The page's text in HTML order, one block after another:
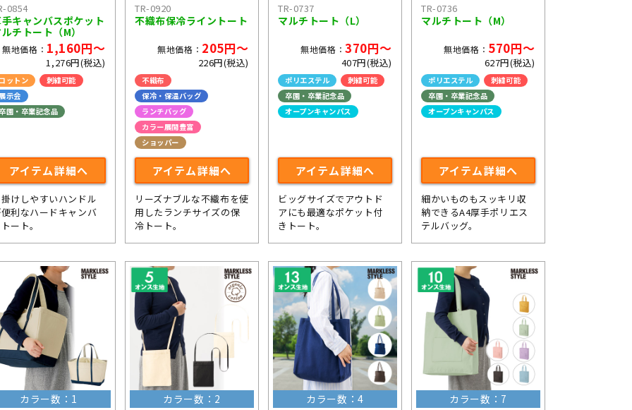
0854
キャンバスポケット
チトート（M）
無地価格： 1,160円～
1,276円(税込)
ットン
刺繍可能
示会
園・卒業記念品
アイテム詳細へ
けしやすいハンドル
利なハードキャンバ
ート。
TR-0920
不織布保冷ライントート
無地価格： 205円～
226円(税込)
不織布
保冷・保温バッグ
ランチバッグ
カラー展開豊富
ショッパー
アイテム詳細へ
リーズナブルな不織布を使
用したランチサイズの保
冷トート。
TR-0737
マルチトート（L）
無地価格：370円～
407円(税込)
ポリエステル
刺繍可能
卒園・卒業記念品
オープンキャンパス
アイテム詳細へ
ビッグサイズでアウトド
アにも最適なポケット付
きトート。
TR-0736
マルチトート（M）
無地価格： 570円～
627円(税込)
ポリエステル
刺繍可能
卒園・卒業記念品
オープンキャンパス
アイテム詳細へ
細かいものもスッキリ収
納できるA4厚手ポリエス
テルバッグ。
カラー数：1 カラー数：2 カラー数：4 カラー数：7